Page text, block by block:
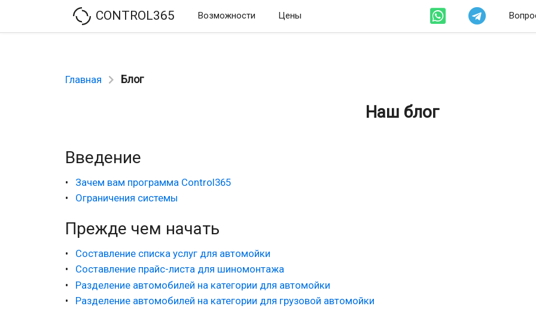
CONTROL365 Возможности Цены
Главная Блог
Наш блог
Введение
Зачем вам программа Control365
Ограничения системы
Прежде чем начать
Составление списка услуг для автомойки
Составление прайс-листа для шиномонтажа
Разделение автомобилей на категории для автомойки
Разделение автомобилей на категории для грузовой автомойки